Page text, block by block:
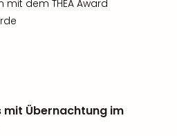
dem THEA Award
mit Übernachtung im